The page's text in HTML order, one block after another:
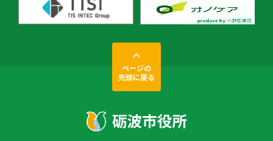
ページの
先頭に戻る